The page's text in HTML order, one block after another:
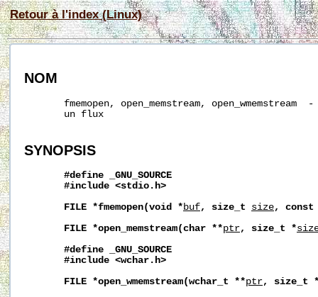
Retour à l'index (Linux)
NOM
fmemopen, open_memstream, open_wmemstream
       un flux
SYNOPSIS
#define
_GNU_SOURCE
#include <stdio.h>
FILE *fmemopen(void *buf, size_t size,
const
FILE *open_memstream(char **ptr, size_t *
#define
_GNU_SOURCE
#include <wchar.h>
FILE *open_wmemstream(wchar_t **ptr, size_t